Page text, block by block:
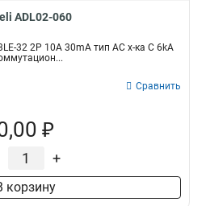
ADL02-060
32 2P 10A 30mA тип AC х-ка С 6kA
Сравнить
₽
+
корзину